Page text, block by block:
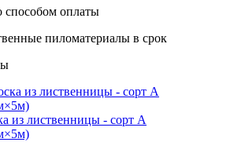
способом оплаты
пиломатериалы в срок
из лиственницы - сорт A